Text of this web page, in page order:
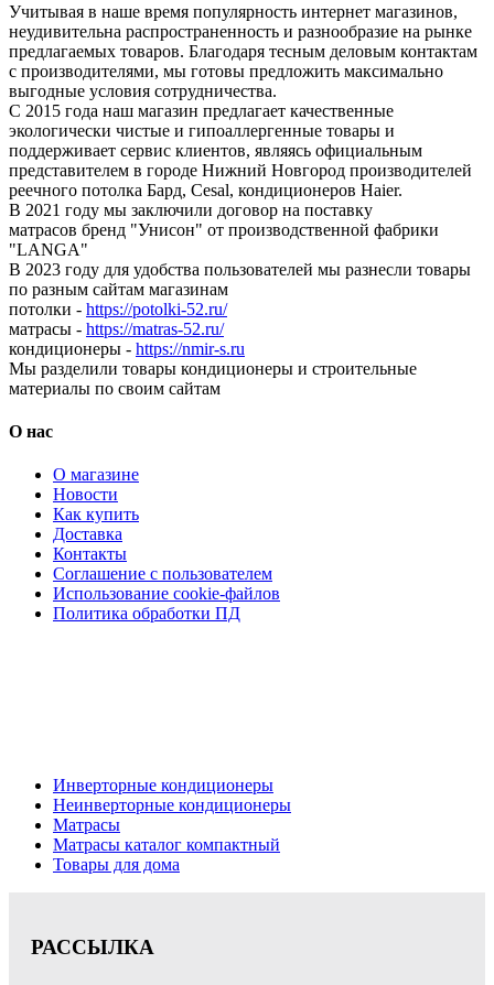
Учитывая в наше время популярность интернет магазинов,
неудивительна распространенность и разнообразие на рынке
предлагаемых товаров. Благодаря тесным деловым контактам
с производителями, мы готовы предложить максимально
выгодные условия сотрудничества.
С 2015 года наш магазин предлагает качественные
экологически чистые и гипоаллергенные товары и
поддерживает сервис клиентов, являясь официальным
представителем в городе Нижний Новгород производителей
реечного потолка Бард, Cesal, кондиционеров Haier.
В 2021 году мы заключили договор на поставку
матрасов бренд "Унисон" от производственной фабрики
"LANGA"
В 2023 году для удобства пользователей мы разнесли товары
по разным сайтам магазинам
потолки - https://potolki-52.ru/
матрасы - https://matras-52.ru/
кондиционеры - https://nmir-s.ru
Мы разделили товары кондиционеры и строительные
материалы по своим сайтам
О нас
О магазине
Новости
Как купить
Доставка
Контакты
Соглашение с пользователем
Использование cookie-файлов
Политика обработки ПД
Инверторные кондиционеры
Неинверторные кондиционеры
Матрасы
Матрасы каталог компактный
Товары для дома
РАССЫЛКА